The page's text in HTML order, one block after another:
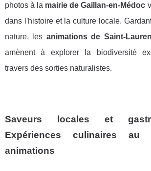
photos à la mairie de Gaillan-en-Médoc
dans l'histoire et la culture locale.
nature, les animations de Saint-
amènent à explorer la biodiversité
travers des sorties naturalistes.
Saveurs locales et
Expériences culinaires
animations